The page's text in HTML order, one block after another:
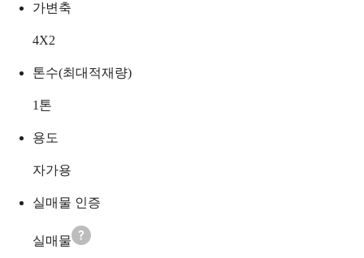
가변축
4X2
톤수(최대적재량)
1 톤
용도
자가용
실매물 인증
실매물